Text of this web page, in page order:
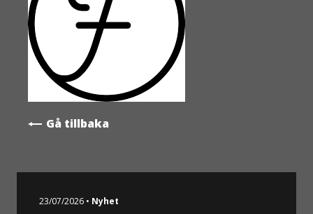
Gå tillbaka
23/07/2026 • Nyhet